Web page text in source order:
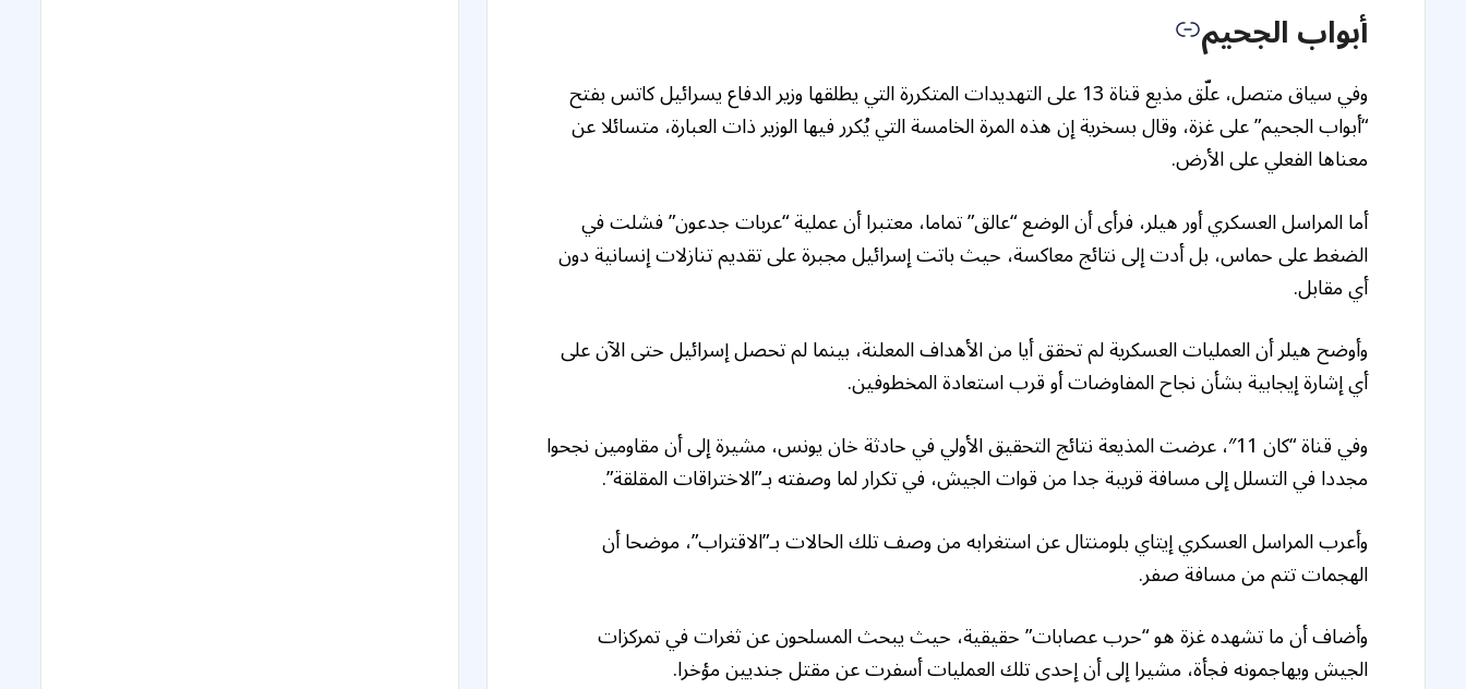
أبواب الجحيم
وفي سياق متصل، علّق مذيع قناة 13 على التهديدات المتكررة التي يطلقها وزير الدفاع يسرائيل كاتس بفتح
“أبواب الجحيم” على غزة، وقال بسخرية إن هذه المرة الخامسة التي يُكرر فيها الوزير ذات العبارة، متسائلا عن
معناها الفعلي على الأرض.
أما المراسل العسكري أور هيلر، فرأى أن الوضع “عالق” تماما، معتبرا أن عملية “عربات جدعون” فشلت في
الضغط على حماس، بل أدت إلى نتائج معاكسة، حيث باتت إسرائيل مجبرة على تقديم تنازلات إنسانية دون
أي مقابل.
وأوضح هيلر أن العمليات العسكرية لم تحقق أيا من الأهداف المعلنة، بينما لم تحصل إسرائيل حتى الآن على
أي إشارة إيجابية بشأن نجاح المفاوضات أو قرب استعادة المخطوفين.
وفي قناة “كان 11″، عرضت المذيعة نتائج التحقيق الأولي في حادثة خان يونس، مشيرة إلى أن مقاومين نجحوا
مجددا في التسلل إلى مسافة قريبة جدا من قوات الجيش، في تكرار لما وصفته بـ”الاختراقات المقلقة”.
وأعرب المراسل العسكري إيتاي بلومنتال عن استغرابه من وصف تلك الحالات بـ”الاقتراب”، موضحا أن
الهجمات تتم من مسافة صفر.
وأضاف أن ما تشهده غزة هو “حرب عصابات” حقيقية، حيث يبحث المسلحون عن ثغرات في تمركزات
الجيش ويهاجمونه فجأة، مشيرا إلى أن إحدى تلك العمليات أسفرت عن مقتل جنديين مؤخرا.